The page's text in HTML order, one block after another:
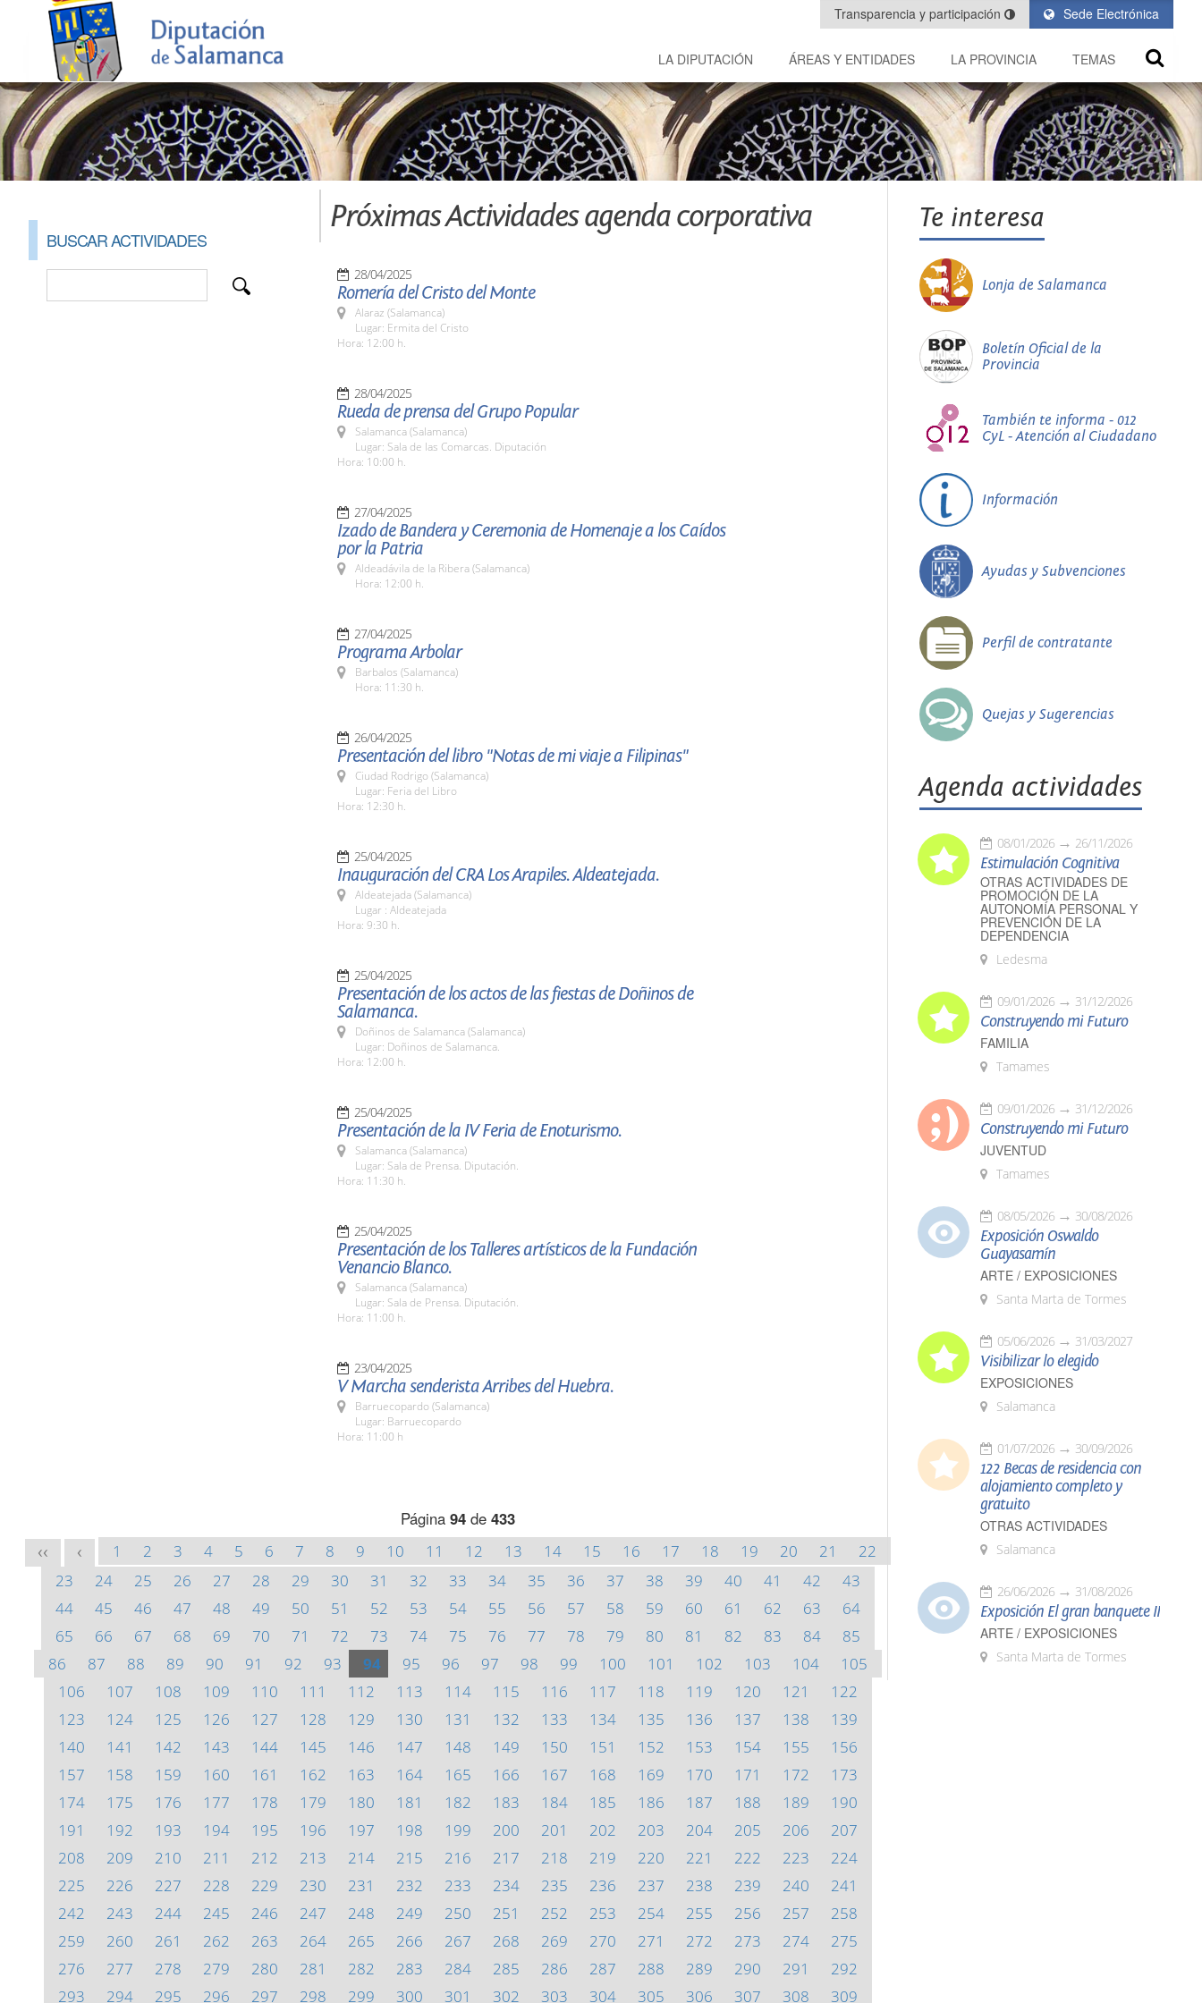
Sede Electrónica
Transparencia y participación
LA DIPUTACIÓN ÁREAS Y ENTIDADES LA PROVINCIA TEMAS
BUSCAR ACTIVIDADES
Próximas Actividades agenda corporativa
28/04/2025
Romería del Cristo del Monte
Alaraz (Salamanca)
Lugar: Ermita del Cristo
Hora: 12:00 h.
28/04/2025
Rueda de prensa del Grupo Popular
Salamanca (Salamanca)
Lugar: Sala de las Comarcas. Diputación
Hora: 10:00 h.
27/04/2025
Izado de Bandera y Ceremonia de Homenaje a los Caídos
por la Patria
Aldeadávila de la Ribera (Salamanca)
Hora: 12:00 h.
27/04/2025
Programa Arbolar
Barbalos (Salamanca)
Hora: 11:30 h.
26/04/2025
Presentación del libro "Notas de mi viaje a Filipinas"
Ciudad Rodrigo (Salamanca)
Lugar: Feria del Libro
Hora: 12:30 h.
25/04/2025
Inauguración del CRA Los Arapiles. Aldeatejada.
Aldeatejada (Salamanca)
Lugar : Aldeatejada
Hora: 9:30 h.
25/04/2025
Presentación de los actos de las fiestas de Doñinos de
Salamanca.
Doñinos de Salamanca (Salamanca)
Lugar: Doñinos de Salamanca.
Hora: 12:00 h.
25/04/2025
Presentación de la IV Feria de Enoturismo.
Salamanca (Salamanca)
Lugar: Sala de Prensa. Diputación.
Hora: 11:30 h.
25/04/2025
Presentación de los Talleres artísticos de la Fundación
Venancio Blanco.
Salamanca (Salamanca)
Lugar: Sala de Prensa. Diputación.
Hora: 11:00 h.
23/04/2025
V Marcha senderista Arribes del Huebra.
Barruecopardo (Salamanca)
Lugar: Barruecopardo
Hora: 11:00 h
Página 94 de 433
<< < 1 2 3 4 5 6 7 8 9 10 11 12 13 14 15 16 17 18 19 20 21
22
23
24 25 26 27 28 29 30 31 32 33 34 35 36 37 38 39 40 41 42
43
44
45 46 47 48 49 50 51 52 53 54 55 56 57 58 59 60 61 62 63
64
65
66 67 68 69 70 71 72 73 74 75 76 77 78 79 80 81 82 83 84
85
86
87 88 89 90 91 92 93 94 95 96 97 98 99 100 101 102 103 104
105
106
107 108 109 110 111 112 113 114 115 116 117 118 119 120 121
122
123
124 125 126 127 128 129 130 131 132 133 134 135 136 137 138
139
140
141 142 143 144 145 146 147 148 149 150 151 152 153 154 155
156
157
158 159 160 161 162 163 164 165 166 167 168 169 170 171 172
173
174
175 176 177 178 179 180 181 182 183 184 185 186 187 188 189
190
191
192 193 194 195 196 197 198 199 200 201 202 203 204 205 206
207
208
209 210 211 212 213 214 215 216 217 218 219 220 221 222 223
224
225
226 227 228 229 230 231 232 233 234 235 236 237 238 239 240
241
242
243 244 245 246 247 248 249 250 251 252 253 254 255 256 257
258
259
260 261 262 263 264 265 266 267 268 269 270 271 272 273 274
275
276
277 278 279 280 281 282 283 284 285 286 287 288 289 290 291
292
293
294 295 296 297 298 299 300 301 302 303 304 305 306 307 308 309
Te interesa
Lonja de Salamanca
Boletín Oficial de la
Provincia
También te informa - 012
CyL - Atención al Ciudadano
Información
Ayudas y Subvenciones
Perfil de contratante
Quejas y Sugerencias
Agenda actividades
08/01/2026 26/11/2026
Estimulación Cognitiva
OTRAS ACTIVIDADES DE
PROMOCIÓN DE LA
AUTONOMÍA PERSONAL Y
PREVENCIÓN DE LA
DEPENDENCIA
Ledesma
09/01/2026 31/12/2026
Construyendo mi Futuro
FAMILIA
Tamames
09/01/2026 31/12/2026
Construyendo mi Futuro
JUVENTUD
Tamames
08/05/2026 30/08/2026
Exposición Oswaldo
Guayasamín
ARTE / EXPOSICIONES
Santa Marta de Tormes
05/06/2026 31/03/2027
Visibilizar lo elegido
EXPOSICIONES
Salamanca
01/07/2026 30/09/2026
122 Becas de residencia con
alojamiento completo y
gratuito
OTRAS ACTIVIDADES
Salamanca
26/06/2026 31/08/2026
Exposición El gran banquete II
ARTE / EXPOSICIONES
Santa Marta de Tormes